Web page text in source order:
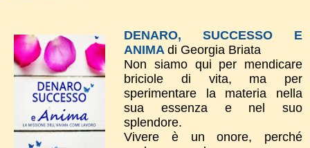
DENARO, SUCCESSO E
ANIMA di Georgia Briata
Non siamo qui per mendicare
briciole di vita, ma per
sperimentare la materia nella
sua essenza e nel suo
splendore.
Vivere è un onore, perché